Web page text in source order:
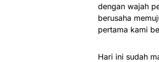
dengan wajah
berusaha
pertama kami
Hari ini sudah